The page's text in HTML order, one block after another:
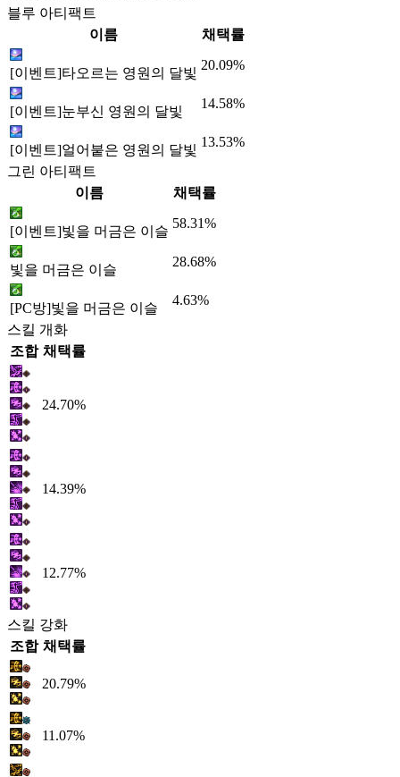
블루 아티팩트
이름
채택률
[이벤트]타오르는 영원의 달빛
20.09%
[이벤트]눈부신 영원의 달빛
14.58%
[이벤트]얼어붙은 영원의 달빛
13.53%
그린 아티팩트
이름
채택률
[이벤트]빛을 머금은 이슬
58.31%
빛을 머금은 이슬
28.68%
[PC방]빛을 머금은 이슬
4.63%
스킬 개화
조합 채택률
24.70%
14.39%
12.77%
스킬 강화
조합 채택률
20.79%
11.07%